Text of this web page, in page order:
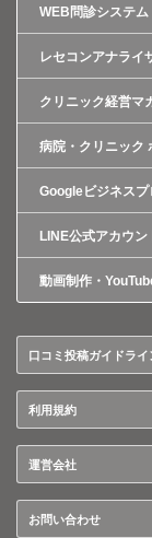
WEB問診システ
レセコンアナライ
クリニック経営マ
病院・クリニック
Googleビジネスプ
LINE公式アカウン
動画制作・
口コミ投稿ガイドライ
利用規約
運営会社
お問い合わせ